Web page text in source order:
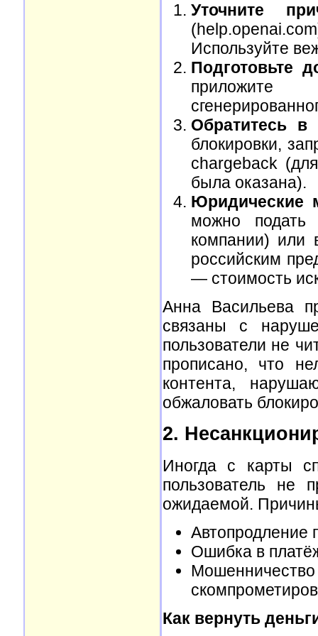
Уточните
Используйте
Подготовьте
приложите
Обратитесь в
блокировки,
chargeback
была оказана).
Юридические
можно
компании) или
российским
— стоимость
Анна Васильева
связаны с
пользователи не
прописано, что
контента,
обжаловать
2.
Иногда с карты
пользователь не
ожидаемой.
Автопродление
Ошибка в
Как вернуть